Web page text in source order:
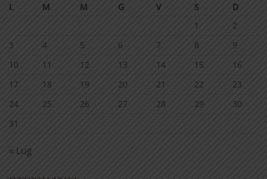
L M M G V S
D
1
2
3
4 5 6 7 8
9
10
11 12 13 14 15
16
17
18 19 20 21 22
23
24
25 26 27 28 29
30
31
« Lug